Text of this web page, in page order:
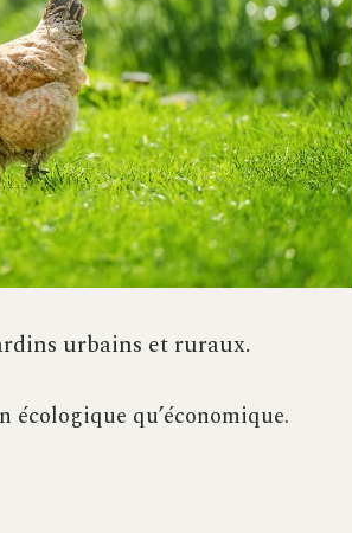
urbains et ruraux.
écologique qu’économique.